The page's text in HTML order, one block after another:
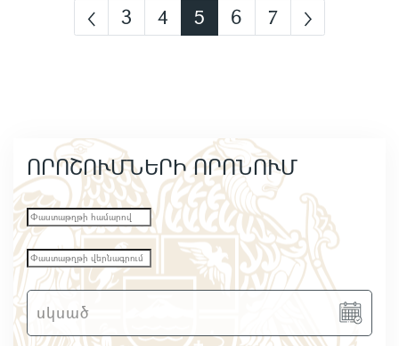
3 4 5 6 7
ՈՐՈՇՈՒՄՆԵՐԻ ՈՐՈՆՈՒՄ